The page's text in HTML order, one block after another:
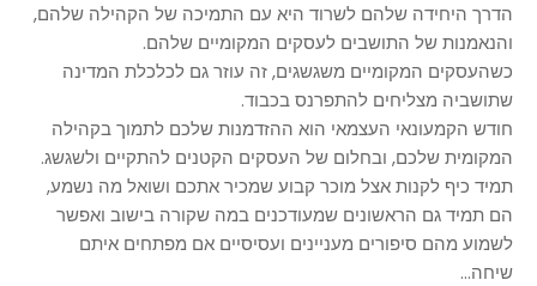
הדרך היחידה שלהם לשרוד היא עם התמיכה של הקהילה שלהם,
והנאמנות של התושבים לעסקים המקומיים שלהם.
כשהעסקים המקומיים משגשגים, זה עוזר גם לכלכלת המדינה
שתושביה מצליחים להתפרנס בכבוד.
חודש הקמעונאי העצמאי הוא ההזדמנות שלכם לתמוך בקהילה
המקומית שלכם, ובחלום של העסקים הקטנים להתקיים ולשגשג.
תמיד כיף לקנות אצל מוכר קבוע שמכיר אתכם ושואל מה נשמע,
הם תמיד גם הראשונים שמעודכנים במה שקורה בישוב ואפשר
לשמוע מהם סיפורים מעניינים ועסיסיים אם מפתחים איתם
שיחה...